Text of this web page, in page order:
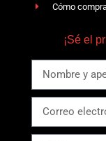
Cómo
¡Sé el